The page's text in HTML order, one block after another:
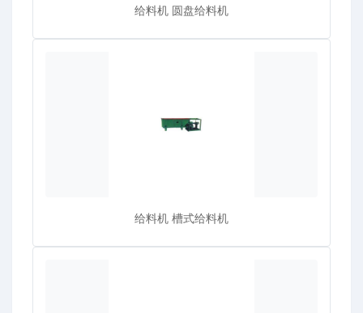
给料机 圆盘给料机
给料机 槽式给料机